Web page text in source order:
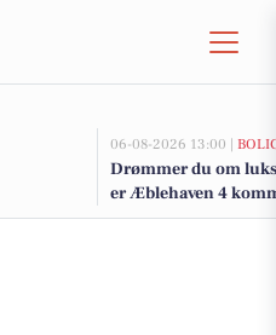
06-08-2026 13:00 |
Drømmer du om
er Æblehaven 4
de dyreste boliger til